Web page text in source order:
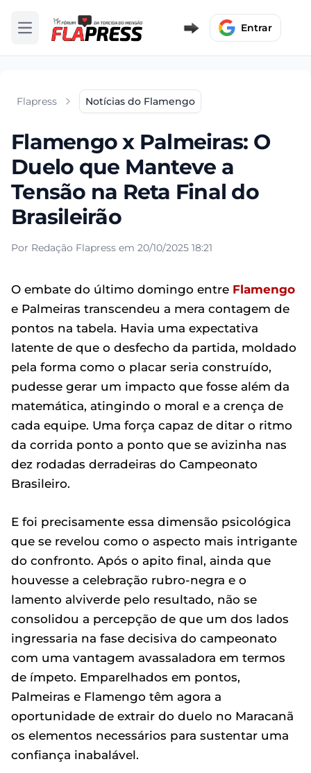
Abrir menu Entrar
Flapress Notícias do Flamengo
Flamengo x Palmeiras: O
Duelo que Manteve a
Tensão na Reta Final do
Brasileirão
Por Redação Flapress em 20/10/2025 18:21
O embate do último domingo entre Flamengo
e Palmeiras transcendeu a mera contagem de
pontos na tabela. Havia uma expectativa
latente de que o desfecho da partida, moldado
pela forma como o placar seria construído,
pudesse gerar um impacto que fosse além da
matemática, atingindo o moral e a crença de
cada equipe. Uma força capaz de ditar o ritmo
da corrida ponto a ponto que se avizinha nas
dez rodadas derradeiras do Campeonato
Brasileiro.
E foi precisamente essa dimensão psicológica
que se revelou como o aspecto mais intrigante
do confronto. Após o apito final, ainda que
houvesse a celebração rubro-negra e o
lamento alviverde pelo resultado, não se
consolidou a percepção de que um dos lados
ingressaria na fase decisiva do campeonato
com uma vantagem avassaladora em termos
de ímpeto. Emparelhados em pontos,
Palmeiras e Flamengo têm agora a
oportunidade de extrair do duelo no Maracanã
os elementos necessários para sustentar uma
confiança inabalável.